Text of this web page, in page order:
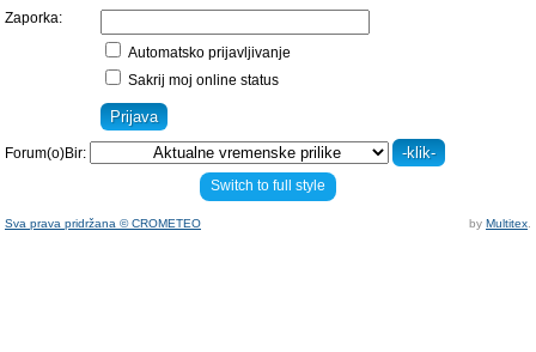
Zaporka:
Automatsko prijavljivanje
Sakrij moj online status
Forum(o)Bir:
Switch to full style
Sva prava pridržana © CROMETEO by Multitex